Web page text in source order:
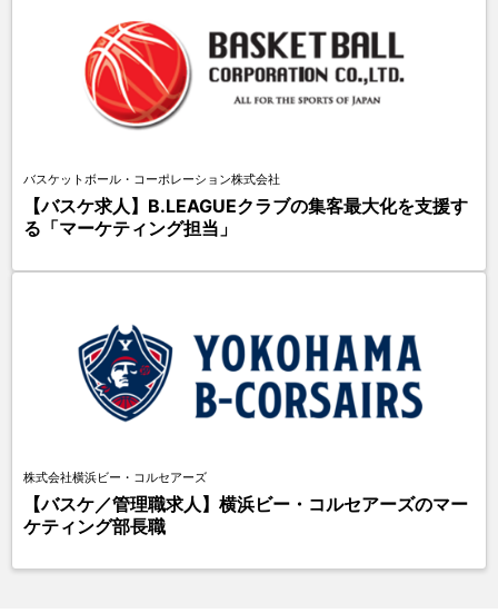
バスケットボール・コーポレーション株式会社
【バスケ求人】B.LEAGUEクラブの集客最大化を支援す
る「マーケティング担当」
株式会社横浜ビー・コルセアーズ
【バスケ／管理職求人】横浜ビー・コルセアーズのマー
ケティング部長職